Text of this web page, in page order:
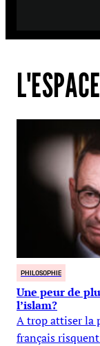
PHILOSOPHIE
Une peur de
l’islam?
A trop attiser la
français